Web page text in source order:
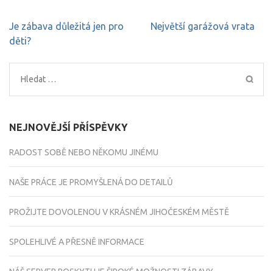
Navigace
pro
Je zábava důležitá jen pro
děti?
Největší garážová vrata
Vyhledávání
NEJNOVĚJŠÍ PŘÍSPĚVKY
RADOST SOBĚ NEBO NĚKOMU JINÉMU
NAŠE PRÁCE JE PROMYŠLENÁ DO DETAILŮ
PROŽIJTE DOVOLENOU V KRÁSNÉM JIHOČESKÉM MĚSTĚ
SPOLEHLIVÉ A PŘESNĚ INFORMACE